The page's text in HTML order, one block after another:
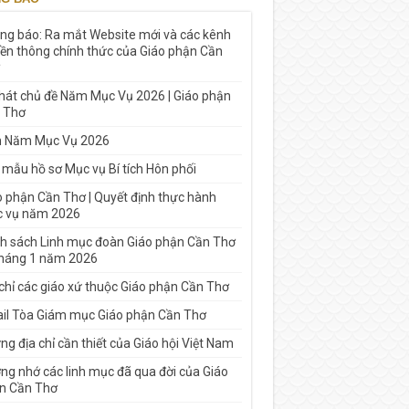
báo: Ra mắt Website mới và các kênh
thông chính thức của Giáo phận Cần
chủ đề Năm Mục Vụ 2026 | Giáo phận
Thơ
Năm Mục Vụ 2026
hồ sơ Mục vụ Bí tích Hôn phối
phận Cần Thơ | Quyết định thực hành
vụ năm 2026
sách Linh mục đoàn Giáo phận Cần Thơ
1 năm 2026
các giáo xứ thuộc Giáo phận Cần Thơ
Tòa Giám mục Giáo phận Cần Thơ
địa chỉ cần thiết của Giáo hội Việt Nam
nhớ các linh mục đã qua đời của Giáo
Cần Thơ